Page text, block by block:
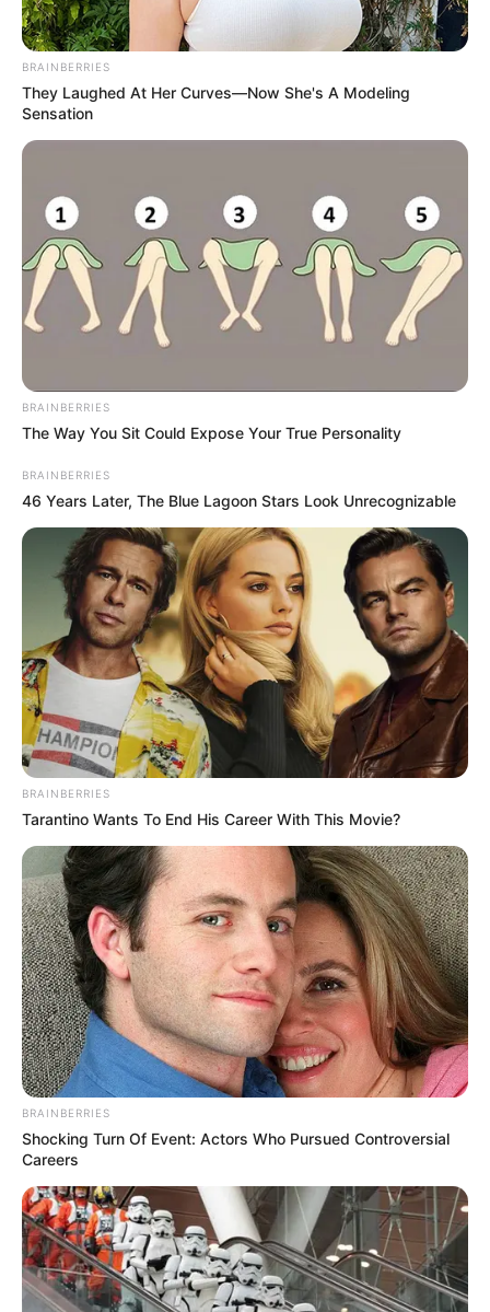
BRAINBERRIES
They Laughed At Her Curves—Now She's A Modeling
Sensation
BRAINBERRIES
The Way You Sit Could Expose Your True Personality
BRAINBERRIES
46 Years Later, The Blue Lagoon Stars Look Unrecognizable
BRAINBERRIES
Tarantino Wants To End His Career With This Movie?
BRAINBERRIES
Shocking Turn Of Event: Actors Who Pursued Controversial
Careers